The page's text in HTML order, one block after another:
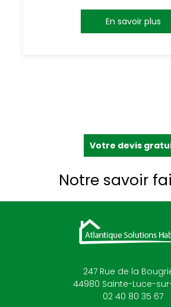
En savoir plus
Votre devis
Notre savoir
247 Rue de la
44980 Sainte-Luce-
02 40 80 35 67